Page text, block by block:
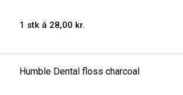
1 stk á 28,00 kr.
Humble Dental floss charcoal